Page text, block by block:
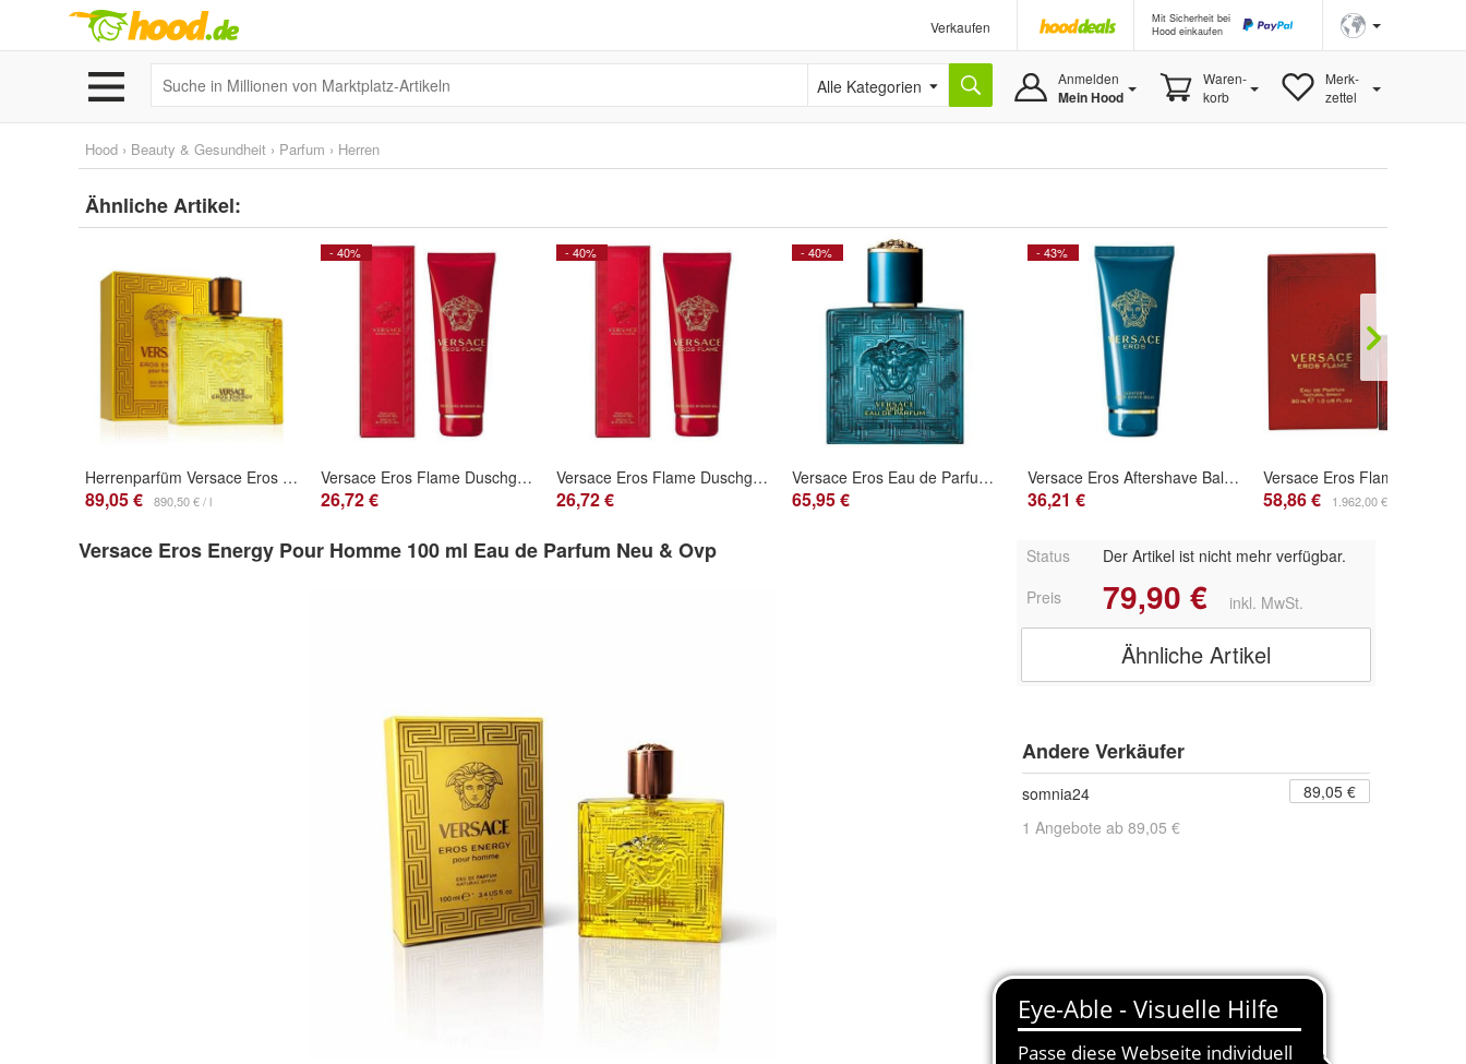
Verkaufen
Mit Sicherheit bei
Hood einkaufen
Alle Kategorien Anmelden
Mein Hood
Waren-
korb
Merk-
zettel
Hood › Beauty & Gesundheit › Parfum › Herren
Ähnliche Artikel:
Herrenparfüm Versace Eros Energy EDP 100 ml
89,05 € 890,50 € / l
- 40%
Versace Eros Flame Duschgel, 250ml - Erfrischende Luxuspflege
26,72 €
- 40%
Versace Eros Flame Duschgel, 250ml - Erfrischende Luxuspflege
26,72 €
- 40%
Versace Eros Eau de Parfum, 50ml
65,95 €
- 43%
Versace Eros Aftershave Balsam, 100 ml
36,21 € 58,86 € 1.962,00 €/l
Versace Eros Energy Pour Homme 100 ml Eau de Parfum Neu & Ovp Status
Der Artikel ist nicht mehr verfügbar.
Preis
79,90 € inkl. MwSt.
Ähnliche Artikel
Andere Verkäufer
somnia24
89,05 €
1 Angebote ab 89,05 €